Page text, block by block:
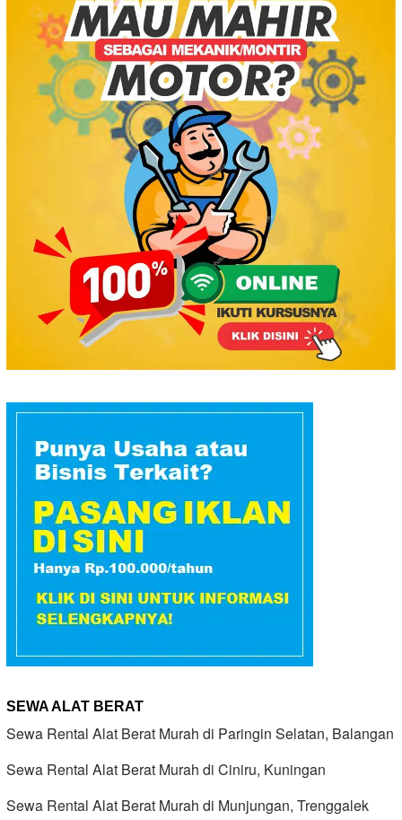
SEWA ALAT BERAT
Sewa Rental Alat Berat Murah di Paringin Selatan, Balangan
Sewa Rental Alat Berat Murah di Ciniru, Kuningan
Sewa Rental Alat Berat Murah di Munjungan, Trenggalek